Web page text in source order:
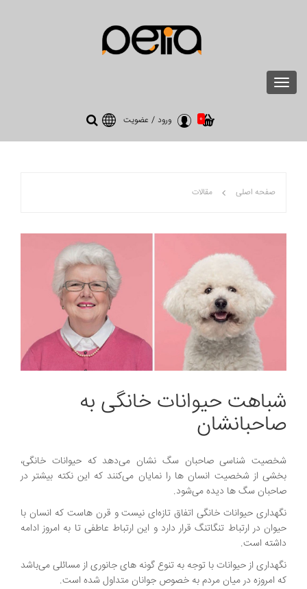
Toggle
navigation
0 ورود / عضویت
صفحه اصلی مقالات
شباهت حیوانات خانگی به
صاحبانشان
شخصیت شناسی صاحبان سگ نشان می‌دهد که حیوانات خانگی،
بخشی از شخصیت انسان ها را نمایان می‌کنند که این نکته بیشتر در
صاحبان سگ ها دیده می‌شود.
نگهداری حیوانات خانگی اتفاق تازه‌ای نیست و قرن هاست که انسان با
حیوان در ارتباط تنگاتنگ قرار دارد و این ارتباط عاطفی تا به امروز ادامه
داشته است.
نگهداری از حیوانات با توجه به تنوع گونه‌ های جانوری از مسائلی می‌باشد
که امروزه در میان مردم به خصوص جوانان متداول شده است.